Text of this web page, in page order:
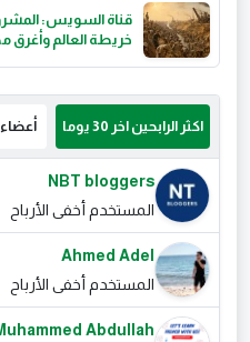
قناة السويس:
خريطة العالم وأغرق
اكثر الرابحين اخر 30 يوما
NBT bloggers
المستخدم أخفى الأرباح
Ahmed Adel
المستخدم أخفى الأرباح
Abdullah